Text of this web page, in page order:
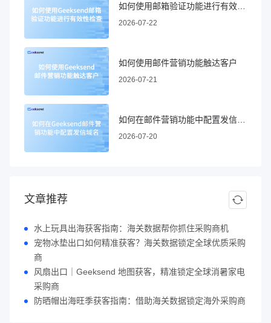
2026-07-22
如何使用邮件营销功能触达客户
2026-07-21
2026-07-20
文章推荐
水上玩具出海获客指南：海关数据帮你抓住采购商机
宠物冰垫出口如何精准获客？海关数据锁定全球优质采购
商
风扇出口｜Geeksend 地图获客，精准锁定全球消暑家电
采购商
防晒帽出海旺季获客指南：借助海关数据锁定海外采购商